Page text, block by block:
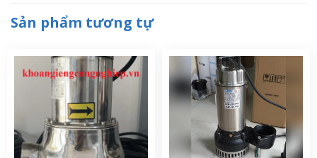
Sản phẩm tương tự